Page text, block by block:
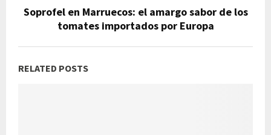
Soprofel en Marruecos: el amargo sabor de los
tomates importados por Europa
RELATED POSTS